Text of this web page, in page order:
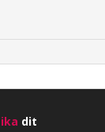
dit